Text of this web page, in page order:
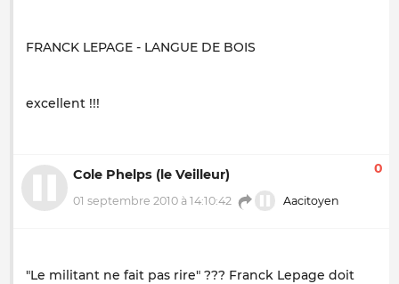
FRANCK LEPAGE - LANGUE DE BOIS
excellent !!!
Cole Phelps (le Veilleur)
01 septembre 2010 à 14:10:42 Aacitoyen
0
"Le militant ne fait pas rire" ??? Franck Lepage doit